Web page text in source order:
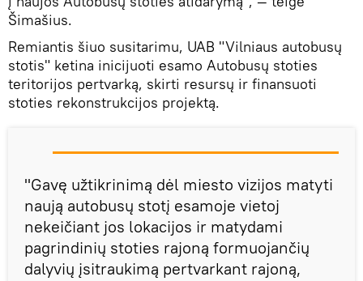
Šimašius.
Remiantis šiuo susitarimu, UAB "Vilniaus autobusų
stotis" ketina inicijuoti esamo Autobusų stoties
teritorijos pertvarką, skirti resursų ir finansuoti
stoties rekonstrukcijos projektą.
"Gavę užtikrinimą dėl miesto vizijos matyti
naują autobusų stotį esamoje vietoj
nekeičiant jos lokacijos ir matydami
pagrindinių stoties rajoną formuojančių
dalyvių įsitraukimą pertvarkant rajoną,